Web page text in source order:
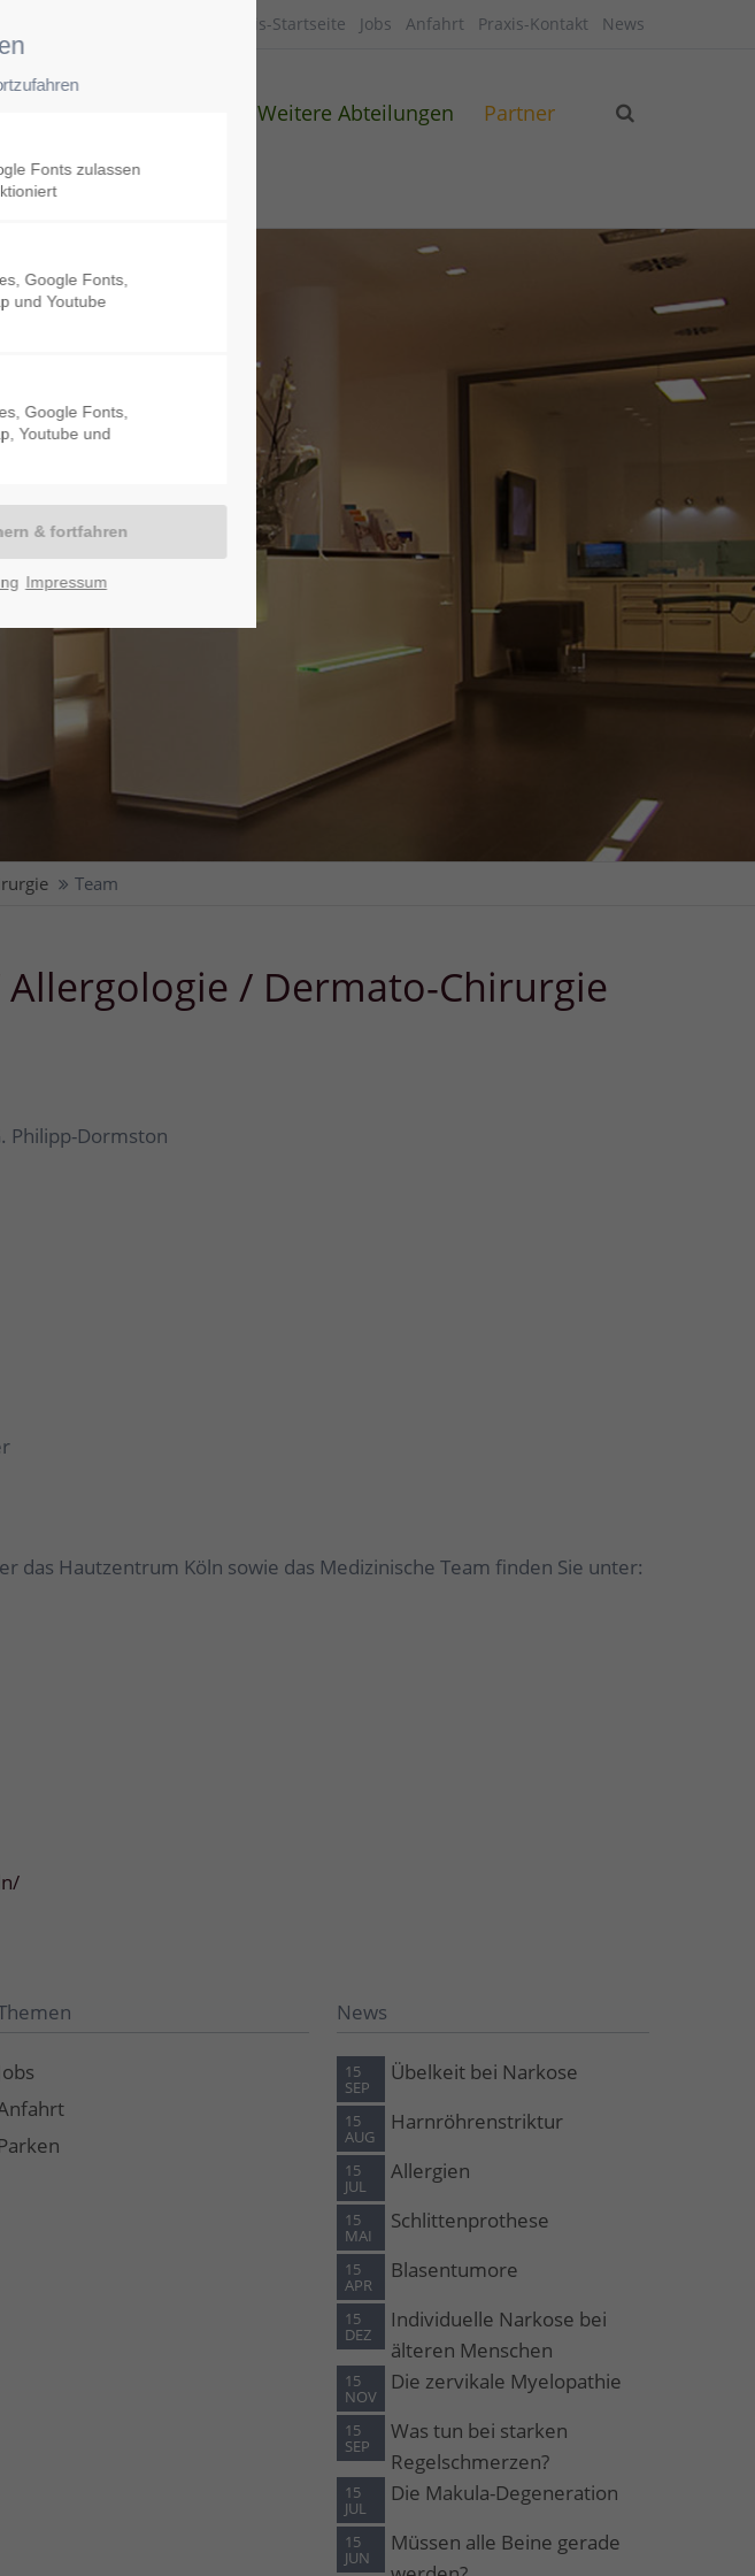
Praxis-Startseite Jobs Anfahrt Praxis-Kontakt News
Weitere Abteilungen Partner
Team
/ Dermato-Chirurgie
Philipp-Dormston
das Hautzentrum Köln sowie das Medizinische Team finden Sie unter:
Parken
News
15
SEP
Übelkeit bei Narkose
15
AUG
Harnröhrenstriktur
15
JUL
Allergien
15
MAI
Schlittenprothese
15
APR
Blasentumore
15
DEZ
Individuelle Narkose bei
älteren Menschen
15
NOV
Die zervikale Myelopathie
15
SEP
Was tun bei starken
Regelschmerzen?
15
JUL
Die Makula-Degeneration
15
JUN
Müssen alle Beine gerade
Fonts zulassen
Google Fonts,
und Youtube
Google Fonts,
Youtube und
Impressum